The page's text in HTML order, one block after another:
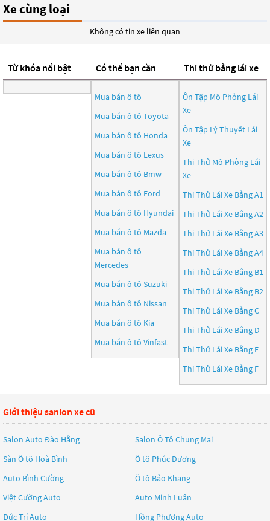
Xe cùng loại
Không có tin xe liên quan
Từ khóa nổi bật Có thể bạn cần
Mua bán ô tô
Mua bán ô tô Toyota
Mua bán ô tô Honda
Mua bán ô tô Lexus
Mua bán ô tô Bmw
Mua bán ô tô Ford
Mua bán ô tô Hyundai
Mua bán ô tô Mazda
Mua bán ô tô
Mercedes
Mua bán ô tô Suzuki
Mua bán ô tô Nissan
Mua bán ô tô Kia
Mua bán ô tô Vinfast
Thi thử bằng lái xe
Ôn Tập Mô Phỏng Lái
Xe
Ôn Tập Lý Thuyết Lái
Xe
Thi Thử Mô Phỏng Lái
Xe
Thi Thử Lái Xe Bằng A1
Thi Thử Lái Xe Bằng A2
Thi Thử Lái Xe Bằng A3
Thi Thử Lái Xe Bằng A4
Thi Thử Lái Xe Bằng B1
Thi Thử Lái Xe Bằng B2
Thi Thử Lái Xe Bằng C
Thi Thử Lái Xe Bằng D
Thi Thử Lái Xe Bằng E
Thi Thử Lái Xe Bằng F
Giới thiệu sanlon xe cũ
Salon Auto Đào Hằng
Salon Ô Tô Chung Mai
Sàn Ô tô Hoà Bình
Ô tô Phúc Dương
Auto Bình Cường
Ô tô Bảo Khang
Việt Cường Auto
Auto Minh Luân
Đức Trí Auto
Hồng Phương Auto